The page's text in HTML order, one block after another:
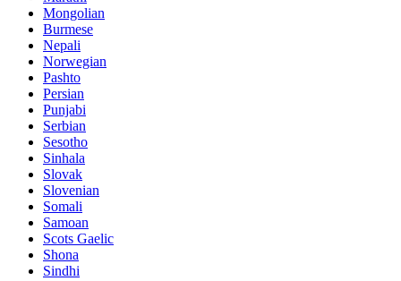
Mongolian
Burmese
Nepali
Norwegian
Pashto
Persian
Punjabi
Serbian
Sesotho
Sinhala
Slovak
Slovenian
Somali
Samoan
Scots Gaelic
Shona
Sindhi